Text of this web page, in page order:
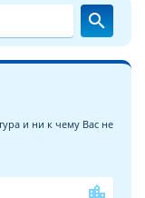
песчаные
островов
кокосы, дары моря
отдых комфортен
сезон
зоны в другую.
search
и ни к чему Вас не
location_city